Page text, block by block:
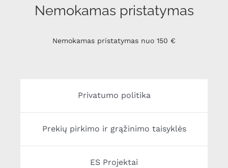
Nemokamas pristatymas
Nemokamas pristatymas nuo 150 €
Privatumo politika
Prekių pirkimo ir grąžinimo taisyklės
ES Projektai